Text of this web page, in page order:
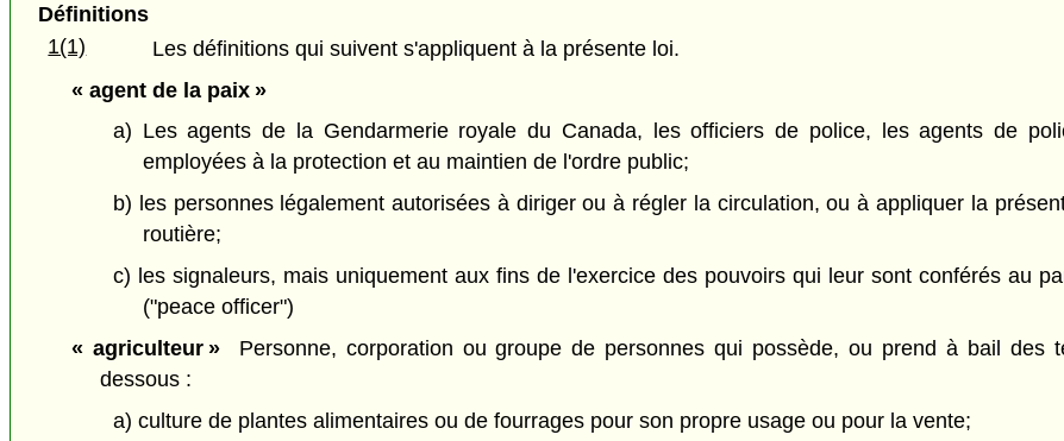
Définitions
1(1)
Les définitions qui suivent s'appliquent à la présente loi.
« agent de la paix »
a) Les agents de la Gendarmerie royale du Canada, les officiers de police, les agents de
employées à la protection et au maintien de l'ordre public;
b) les personnes légalement autorisées à diriger ou à régler la circulation, ou à appliquer la
routière;
c) les signaleurs, mais uniquement aux fins de l'exercice des pouvoirs qui leur sont conférés au
("peace officer")
« agriculteur »Personne, corporation ou groupe de personnes qui possède, ou prend à bail des
dessous :
a) culture de plantes alimentaires ou de fourrages pour son propre usage ou pour la vente;